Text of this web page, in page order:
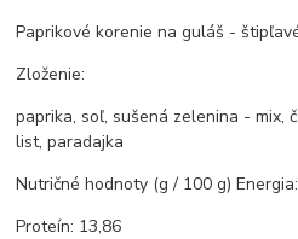
Paprikové korenie na guláš -
Zloženie:
paprika, soľ, sušená zelenina - mix,
list, paradajka
Nutričné ​​hodnoty (g / 100 g)
Proteín: 13,86